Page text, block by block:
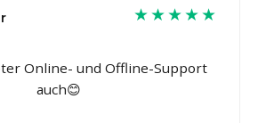
★★★★★
Online- und Offline-Support
auch😊